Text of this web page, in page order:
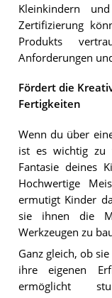
Kleinkindern
Zertifizierung
Produkts
Anforderungen
Fördert die
Fertigkeiten
Wenn du über
ist es wichtig zu
Fantasie deines
Hochwertige
ermutigt Kinder
sie ihnen die
Werkzeugen zu
Ganz gleich, ob
ihre eigenen
ermöglicht